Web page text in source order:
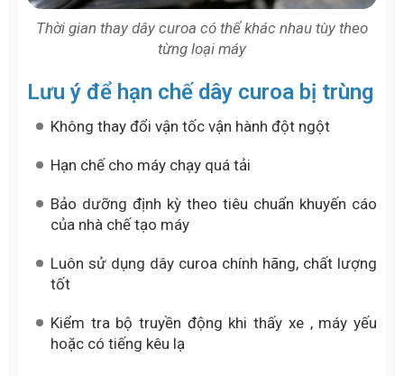
Thời gian thay dây curoa có thể khác nhau tùy theo
từng loại máy
Lưu ý để hạn chế dây curoa bị trùng
Không thay đổi vận tốc vận hành đột ngột
Hạn chế cho máy chạy quá tải
Bảo dưỡng định kỳ theo tiêu chuẩn khuyến cáo
của nhà chế tạo máy
Luôn sử dụng dây curoa chính hãng, chất lượng
tốt
Kiểm tra bộ truyền động khi thấy xe , máy yếu
hoặc có tiếng kêu lạ